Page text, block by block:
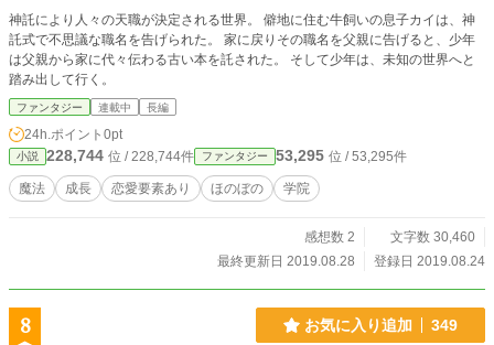
神託により人々の天職が決定される世界。 僻地に住む牛飼いの息子カイは、神
託式で不思議な職名を告げられた。 家に戻りその職名を父親に告げると、少年
は父親から家に代々伝わる古い本を託された。 そして少年は、未知の世界へと
踏み出して行く。
ファンタジー 連載中 長編
24h.ポイント 0pt
小説 228,744 位 / 228,744件 ファンタジー 53,295 位 / 53,295件
魔法 成長 恋愛要素あり ほのぼの 学院
感想数 2
文字数 30,460
最終更新日 2019.08.28
登録日 2019.08.24
8 お気に入り追加 349